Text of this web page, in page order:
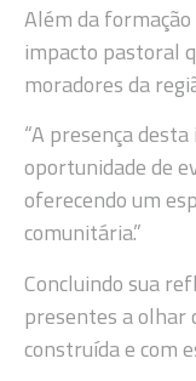
Além da
impacto pastoral
moradores da
“A presença
oportunidade de
oferecendo um
comunitária.”
Concluindo sua
presentes a olhar
construída e com